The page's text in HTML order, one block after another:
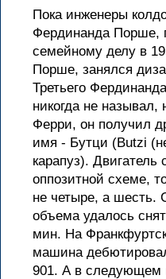
Пока инженеры
Фердинанда Порше,
семейному делу в
Порше, занялся
Третьего
никогда не называл,
Ферри, он получил
имя - Бутци (Butzi
карапуз).
оппозитной схеме,
не четыре, а шесть.
объема удалось
мин. На
машина
901. А в следующем